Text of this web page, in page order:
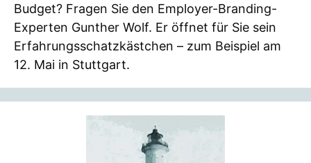
Budget? Fragen Sie den Employer-Branding-
Experten Gunther Wolf. Er öffnet für Sie sein
Erfahrungsschatzkästchen – zum Beispiel am
12. Mai in Stuttgart.